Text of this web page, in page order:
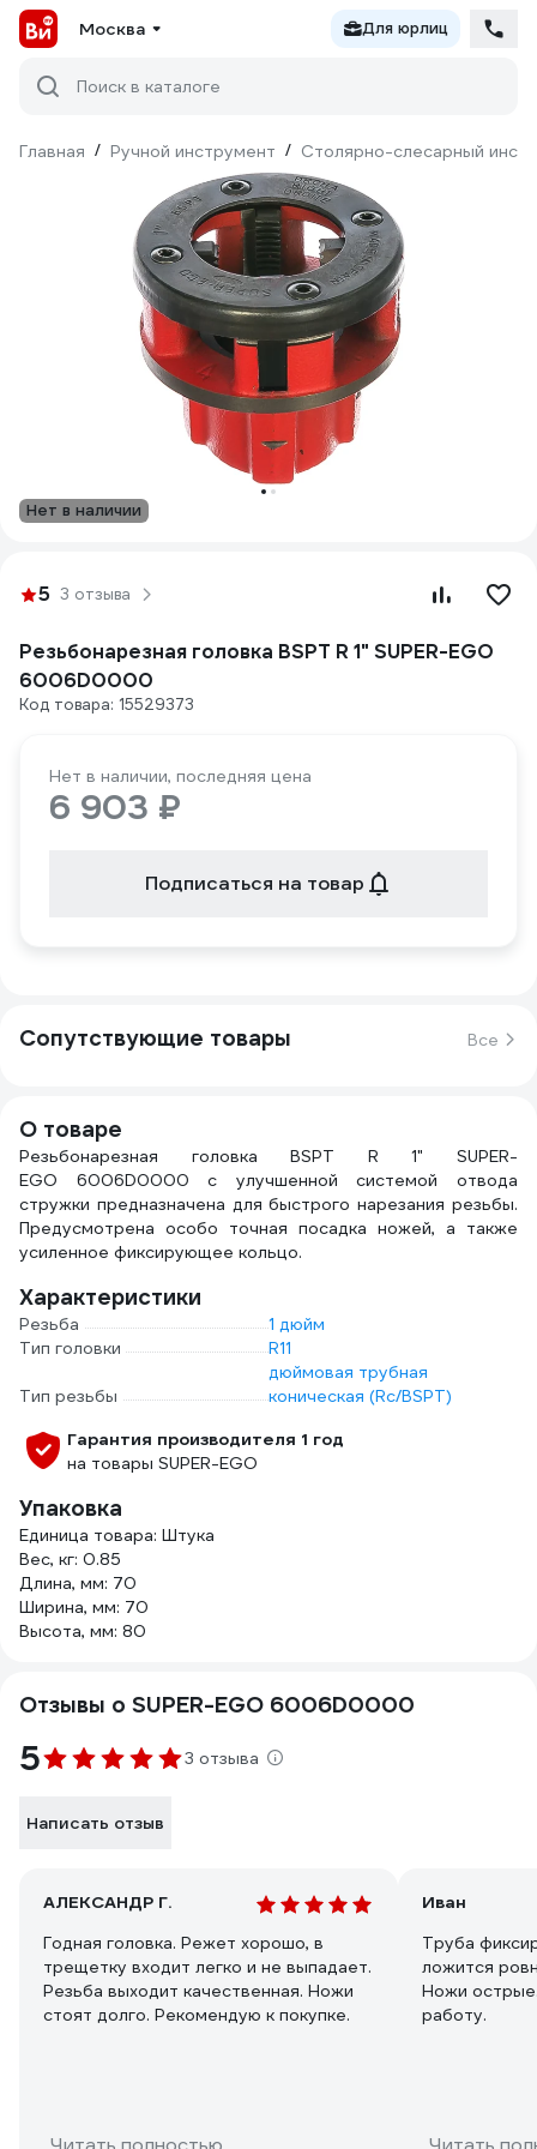
Москва Для юрлиц
Поиск в каталоге
Главная / Ручной инструмент / Столярно-слесарный
Нет в наличии
5 3 отзыва
Резьбонарезная головка BSPT R 1" SUPER-EGO
6006D0000
Код товара: 15529373
Нет в наличии, последняя цена
6 903 ₽
Подписаться на товар
Сопутствующие товары Все
О товаре
Резьбонарезная головка BSPT R 1" SUPER-
EGO 6006D0000 с улучшенной системой отвода
стружки предназначена для быстрого нарезания резьбы.
Предусмотрена особо точная посадка ножей, а также
усиленное фиксирующее кольцо.
Характеристики
Резьба
1 дюйм
Тип головки
R11
Тип резьбы
дюймовая трубная
коническая (Rc/BSPT)
Гарантия производителя 1 год
на товары SUPER-EGO
Упаковка
Единица товара: Штука
Вес, кг: 0.85
Длина, мм: 70
Ширина, мм: 70
Высота, мм: 80
Отзывы о SUPER-EGO 6006D0000
5 3 отзыва
Написать отзыв
АЛЕКСАНДР Г.
Годная головка. Режет хорошо, в
трещетку входит легко и не выпадает.
Резьба выходит качественная. Ножи
стоят долго. Рекомендую к покупке.
Иван
Труба
ложится
Ножи
работу.